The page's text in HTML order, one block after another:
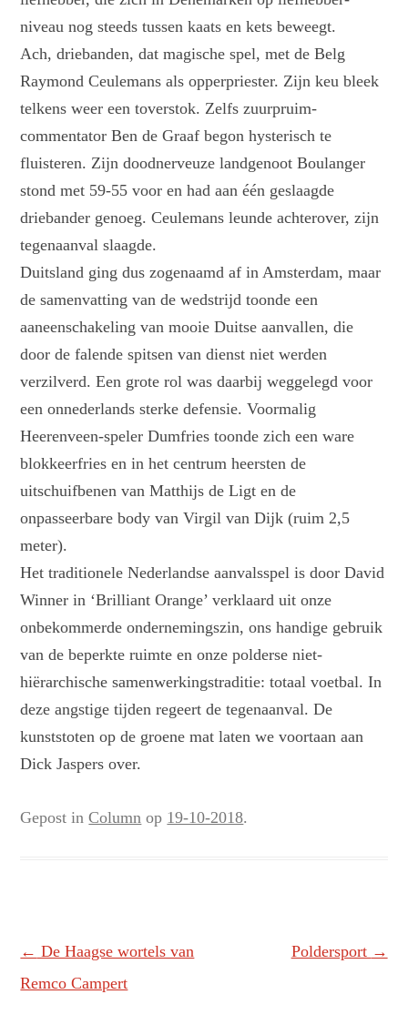
niveau nog steeds tussen kaats en kets beweegt.
Ach, driebanden, dat magische spel, met de Belg
Raymond Ceulemans als opperpriester. Zijn keu bleek
telkens weer een toverstok. Zelfs zuurpruim-
commentator Ben de Graaf begon hysterisch te
fluisteren. Zijn doodnerveuze landgenoot Boulanger
stond met 59-55 voor en had aan één geslaagde
driebander genoeg. Ceulemans leunde achterover, zijn
tegenaanval slaagde.
Duitsland ging dus zogenaamd af in Amsterdam, maar
de samenvatting van de wedstrijd toonde een
aaneenschakeling van mooie Duitse aanvallen, die
door de falende spitsen van dienst niet werden
verzilverd. Een grote rol was daarbij weggelegd voor
een onnederlands sterke defensie. Voormalig
Heerenveen-speler Dumfries toonde zich een ware
blokkeerfries en in het centrum heersten de
uitschuifbenen van Matthijs de Ligt en de
onpasseerbare body van Virgil van Dijk (ruim 2,5
meter).
Het traditionele Nederlandse aanvalsspel is door David
Winner in ‘Brilliant Orange’ verklaard uit onze
onbekommerde ondernemingszin, ons handige gebruik
van de beperkte ruimte en onze polderse niet-
hiërarchische samenwerkingstraditie: totaal voetbal. In
deze angstige tijden regeert de tegenaanval. De
kunststoten op de groene mat laten we voortaan aan
Dick Jaspers over.
Gepost inColumn op 19-10-2018.
Berichtnavigatie
← De Haagse wortels van
Remco Campert
Poldersport →